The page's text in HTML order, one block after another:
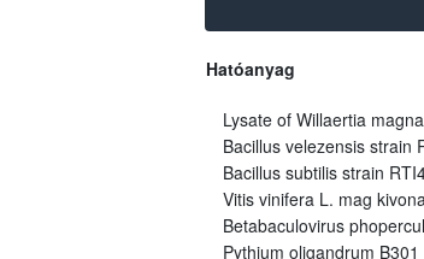
Hatóanyag
Lysate of Willaertia magna
Bacillus velezensis strain
Bacillus subtilis strain
Vitis vinifera L. mag
Betabaculovirus
Pythium oligandrum B301